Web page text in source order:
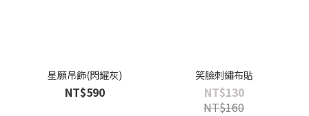
星願吊飾(閃耀灰)
NT$590
笑臉刺繡布貼
NT$130
NT$160